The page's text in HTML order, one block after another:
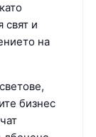
свят и
на
бизнес